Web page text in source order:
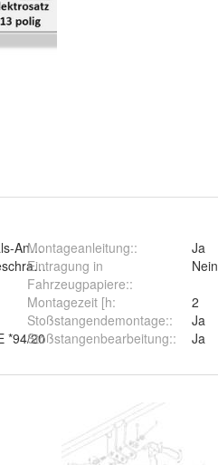
Anhängerkupplun
(starr)
*94/20
Montageanleitung::
Ja
Eintragung in
Fahrzeugpapiere::
Nein
Montagezeit [h:
2
Stoßstangendemontage::
Ja
Stoßstangenbearbeitung:: Ja